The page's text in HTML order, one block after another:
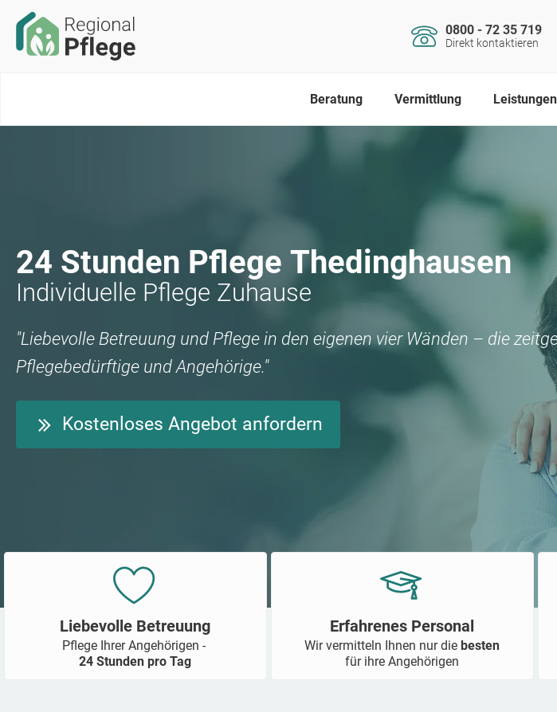
0800 - 72 35 719
Direkt kontaktieren
Beratung Vermittlung Leistungen
24 Stunden Pflege Thedinghausen
Individuelle Pflege Zuhause
"Liebevolle Betreuung und Pflege in den eigenen vier Wänden – die
Pflegebedürftige und Angehörige."
Kostenloses Angebot anfordern
Liebevolle Betreuung
Pflege Ihrer Angehörigen -
24 Stunden pro Tag
Erfahrenes Personal
Wir vermitteln Ihnen nur diebesten
für ihre Angehörigen